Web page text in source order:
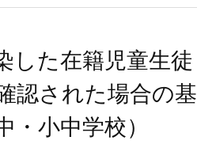
した在籍児童生徒
認された場合の基
小中学校）